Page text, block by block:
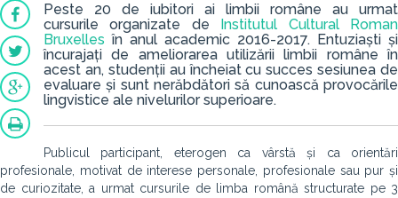
Peste 20 de iubitori ai limbii române au urmat
cursurile organizate de Institutul Cultural Roman
Bruxelles în anul academic 2016-2017. Entuziaști și
încurajați de ameliorarea utilizării limbii române în
acest an, studenții au încheiat cu succes sesiunea de
evaluare și sunt nerăbdători să cunoască provocările
lingvistice ale nivelurilor superioare.
Publicul participant, eterogen ca vârstă și ca orientări
profesionale, motivat de interese personale, profesionale sau pur și
de curiozitate, a urmat cursurile de limba română structurate pe 3